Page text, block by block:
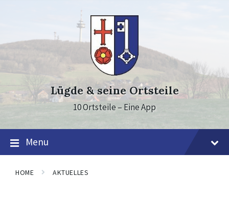
Lügde & seine Ortsteile
10 Ortsteile – Eine App
Menu
HOME AKTUELLES